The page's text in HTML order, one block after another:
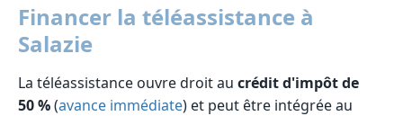
Financer la téléassistance à
Salazie
La téléassistance ouvre droit au crédit d'impôt de
50 %(avance immédiate) et peut être intégrée au